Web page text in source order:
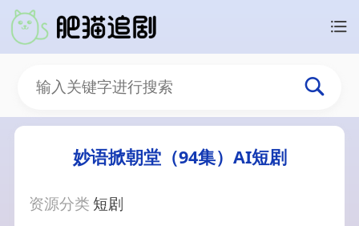
妙语掀朝堂（94集）AI短剧
资源分类 短剧